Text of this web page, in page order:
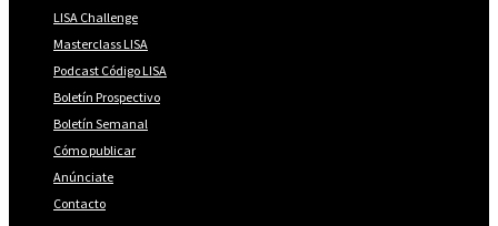
LISA Challenge
Masterclass LISA
Podcast Código LISA
Boletín Prospectivo
Boletín Semanal
Cómo publicar
Anúnciate
Contacto